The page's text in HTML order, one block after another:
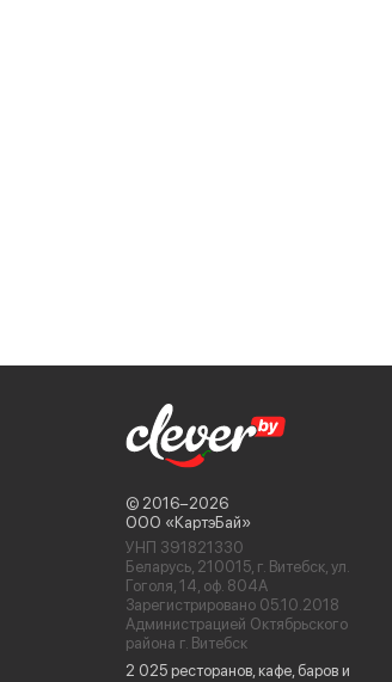
© 2016−2026
ООО «КартэБай»
УНП 391821330
Беларусь, 210015, г. Витебск, ул.
Гоголя, 14, оф. 804А
Зарегистрировано 05.10.2018
Администрацией Октябрьского
района г. Витебск
2 025 ресторанов, кафе, баров и